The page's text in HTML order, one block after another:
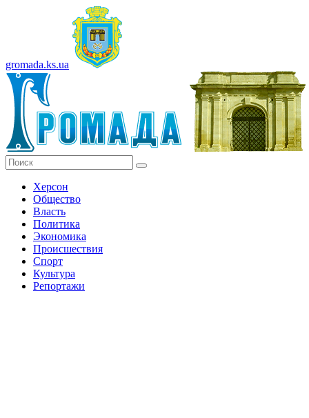
gromada.ks.ua
Херсон
Общество
Власть
Политика
Экономика
Происшествия
Спорт
Культура
Репортажи